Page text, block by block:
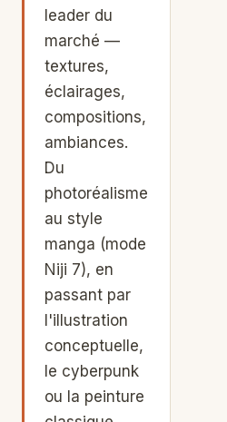
leader du
marché —
textures,
éclairages,
compositions,
ambiances.
Du
photoréalisme
au style
manga (mode
Niji 7), en
passant par
l'illustration
conceptuelle,
le cyberpunk
ou la peinture